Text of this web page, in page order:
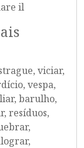
il
viciar,
vespa,
barulho,
resíduos,